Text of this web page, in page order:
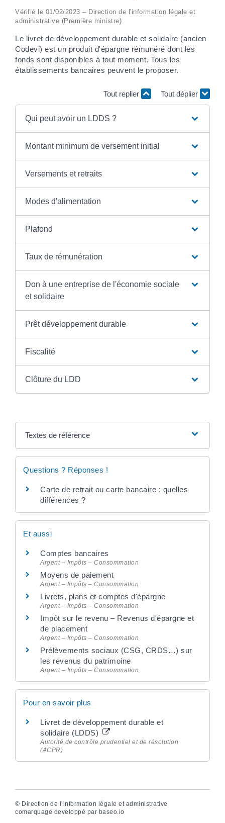
Vérifié le 01/02/2023 – Direction de l'information légale et
administrative (Première ministre)
Le livret de développement durable et solidaire (ancien
Codevi) est un produit d'épargne rémunéré dont les
fonds sont disponibles à tout moment. Tous les
établissements bancaires peuvent le proposer.
Tout replier Tout déplier
Qui peut avoir un LDDS ?
Montant minimum de versement initial
Versements et retraits
Modes d'alimentation
Plafond
Taux de rémunération
Don à une entreprise de l'économie sociale
et solidaire
Prêt développement durable
Fiscalité
Clôture du LDD
Textes de référence
Questions ? Réponses !
Carte de retrait ou carte bancaire : quelles
différences ?
Et aussi
Comptes bancaires
Argent – Impôts – Consommation
Moyens de paiement
Argent – Impôts – Consommation
Livrets, plans et comptes d'épargne
Argent – Impôts – Consommation
Impôt sur le revenu – Revenus d'épargne et
de placement
Argent – Impôts – Consommation
Prélèvements sociaux (CSG, CRDS…) sur
les revenus du patrimoine
Argent – Impôts – Consommation
Pour en savoir plus
Livret de développement durable et
solidaire (LDDS)
Autorité de contrôle prudentiel et de résolution
(ACPR)
© Direction de l’information légale et administrative
comarquage developpé par baseo.io